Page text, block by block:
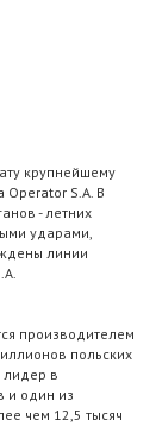
крупнейшему
Operator S.A. В
- летних
ударами,
линии
производителем
польских
лидер в
и один из
чем 12,5 тысяч